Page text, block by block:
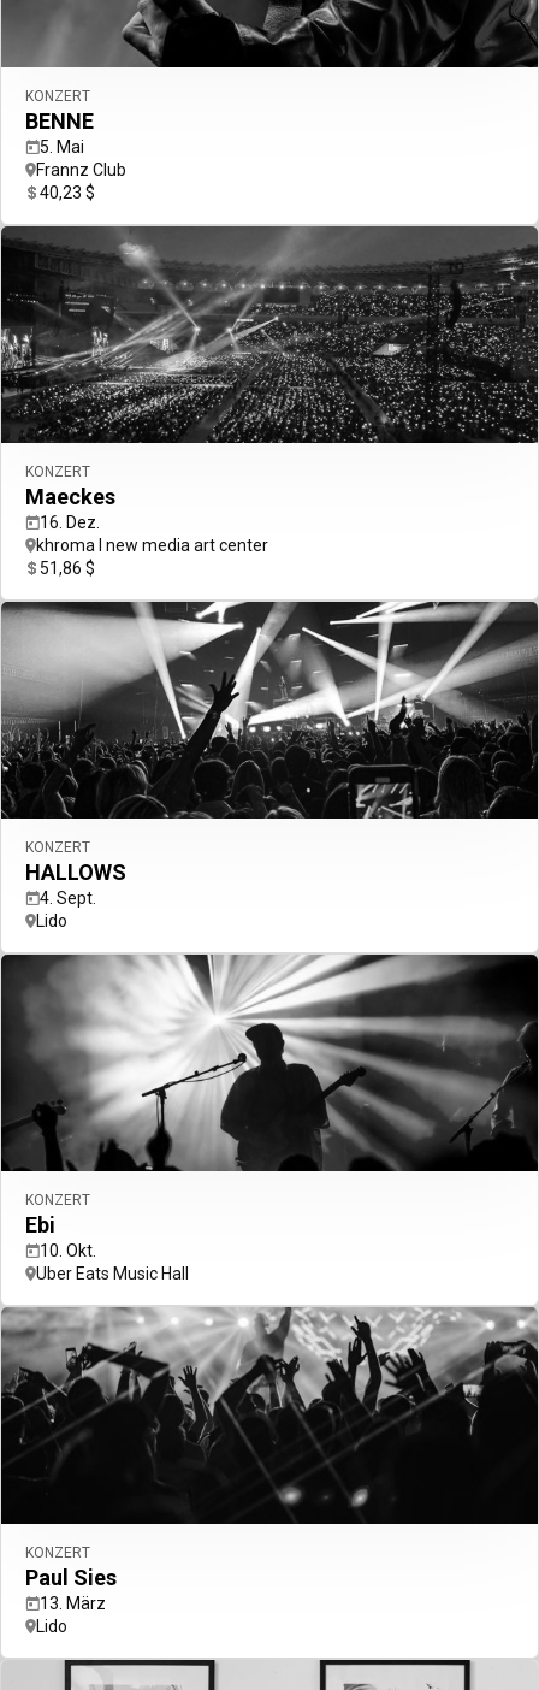
KONZERT
BENNE
5. Mai
Frannz Club
40,23 $
KONZERT
Maeckes
16. Dez.
khroma l new media art center
51,86 $
KONZERT
HALLOWS
4. Sept.
Lido
KONZERT
Ebi
10. Okt.
Uber Eats Music Hall
KONZERT
Paul Sies
13. März
Lido